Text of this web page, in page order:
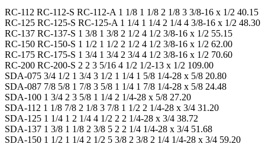
RC-112 RC-112-S RC-112-A 1 1/8 1 1/8 2 1/8 3 3/8-16 x 1/2 40.15
RC-125 RC-125-S RC-125-A 1 1/4 1 1/4 2 1/4 4 3/8-16 x 1/2 48.30
RC-137 RC-137-S 1 3/8 1 3/8 2 1/2 4 1/2 3/8-16 x 1/2 55.15
RC-150 RC-150-S 1 1/2 1 1/2 2 1/2 4 1/2 3/8-16 x 1/2 62.00
RC-175 RC-175-S 1 3/4 1 3/4 2 3/4 4 1/2 3/8-16 x 1/2 70.60
RC-200 RC-200-S 2 2 3 5/16 4 1/2 1/2-13 x 1/2 109.00
SDA-075 3/4 1/2 1 3/4 3 1/2 1 1/4 1 5/8 1/4-28 x 5/8 20.80
SDA-087 7/8 5/8 1 7/8 3 5/8 1 1/4 1 7/8 1/4-28 x 5/8 24.48
SDA-100 1 3/4 2 3 5/8 1 1/4 2 1/4-28 x 5/8 27.20
SDA-112 1 1/8 7/8 2 1/8 3 7/8 1 1/2 2 1/4-28 x 3/4 31.20
SDA-125 1 1/4 1 2 1/4 4 1/2 2 2 1/4-28 x 3/4 38.72
SDA-137 1 3/8 1 1/8 2 3/8 5 2 2 1/4 1/4-28 x 3/4 51.68
SDA-150 1 1/2 1 1/4 2 1/2 5 3/8 2 3/8 2 1/4 1/4-28 x 3/4 59.20